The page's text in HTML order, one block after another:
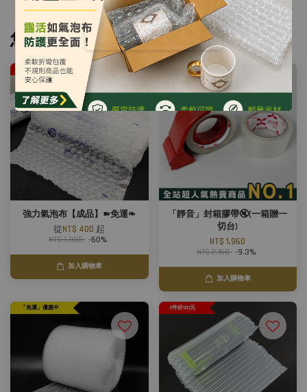
您可能也喜歡
2件折120元
強力氣泡布【成品】➽免運❧
從NT$ 400 起
NT$ 1,000 -60%
加入購物車
優惠
「靜音」封箱膠帶🔇(一箱贈一
切台)
NT$ 1,960
NT$ 2,160 -9.3%
加入購物車
「免運」優惠中 2件折120元